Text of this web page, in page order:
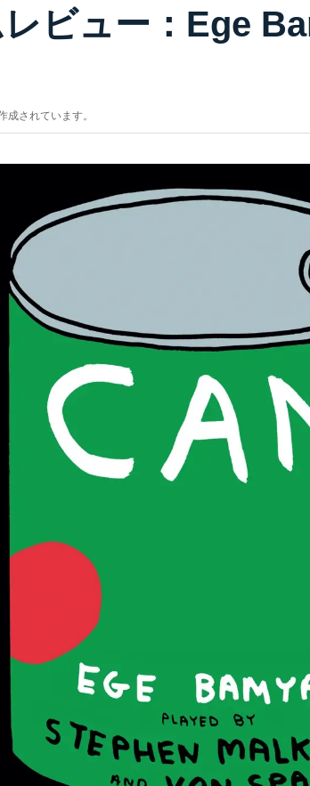
ビュー：Ege
されています。